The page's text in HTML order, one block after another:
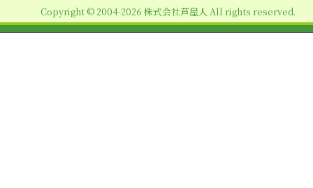
ン
Copyright © 2004-2026 株式会社芦屋人 All rights reserved.